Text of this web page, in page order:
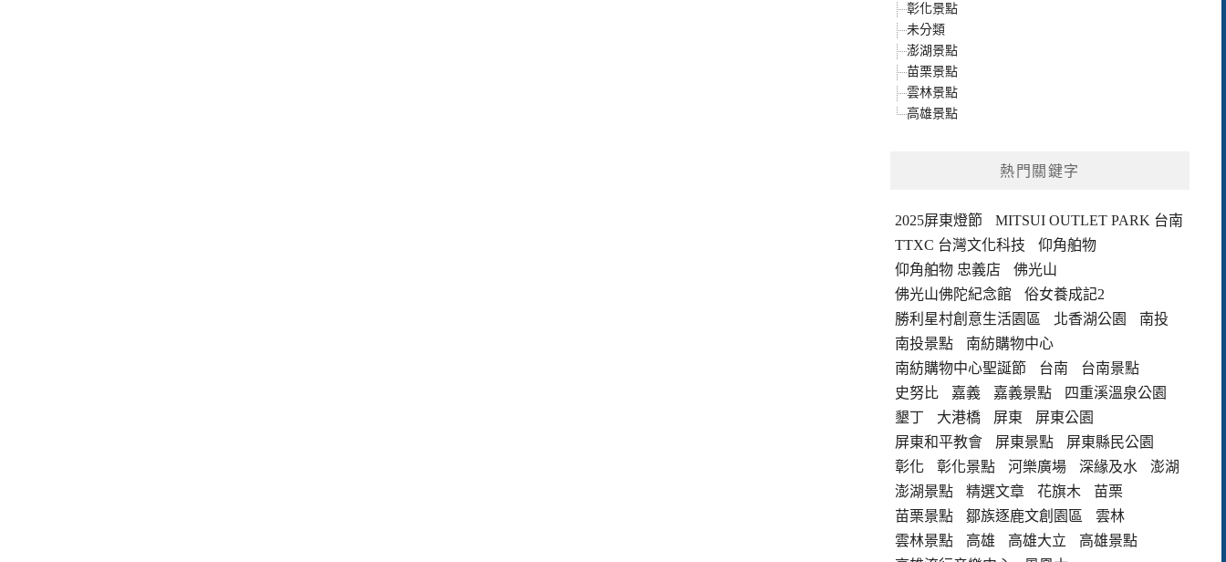
彰化景點
未分類
澎湖景點
苗栗景點
雲林景點
高雄景點
熱門關鍵字
2025屏東燈節
MITSUI OUTLET PARK 台南
TTXC 台灣文化科技
仰角舶物
仰角舶物 忠義店
佛光山
佛光山佛陀紀念館
俗女養成記2
勝利星村創意生活園區
北香湖公園
南投
南投景點
南紡購物中心
南紡購物中心聖誕節
台南
台南景點
史努比
嘉義 嘉義景點
四重溪溫泉公園
墾丁
大港橋 屏東
屏東公園
屏東和平教會
屏東景點
屏東縣民公園
彰化
彰化景點 河樂廣場 深緣及水
澎湖
澎湖景點
精選文章 花旗木
苗栗
苗栗景點
鄒族逐鹿文創園區
雲林
雲林景點
高雄 高雄大立
高雄景點